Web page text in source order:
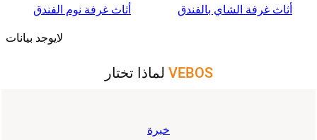
أثاث غرفة نوم الفندق أثاث غرفة الشاي بالفندق
لايوجد بيانات
VEBOS
خبرة